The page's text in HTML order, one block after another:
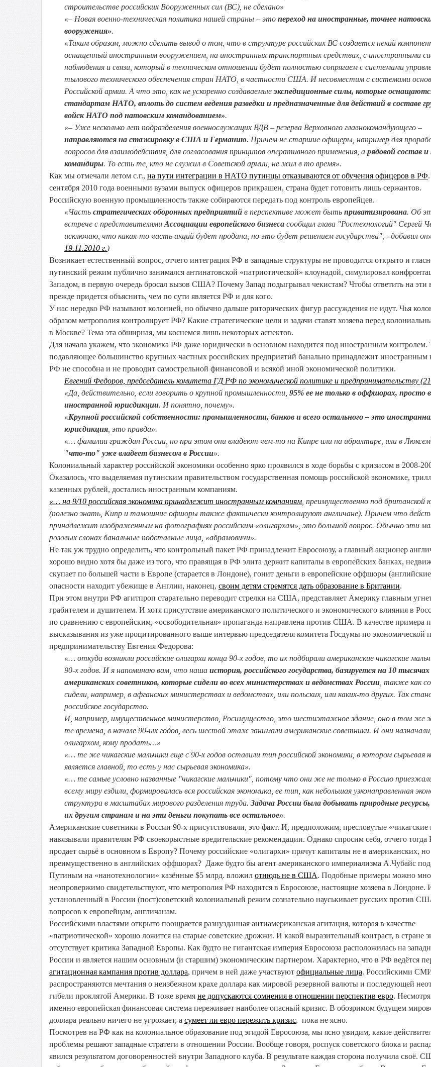
строительстве российских Вооруженных сил (ВС), не сделано»
«– Новая военно-техническая политика нашей страны – это переход на иностранные, точнее
вооружения».
«Таким образом, можно сделать вывод о том, что в структуре российских ВС создается некий
оснащенный иностранным вооружением, на иностранных транспортных средствах, с иностранными
наблюдения и связи, который в техническом отношении будет полностью сопрягаем с системами
тылового технического обеспечения стран НАТО, в частности США. И несовместим с системами
Российской армии. А что это, как не ускоренно создаваемыеэкспедиционные силы, которые
стандартам НАТО, вплоть до систем ведения разведки и предназначенные для действий в составе
войск НАТО под натовским командованием».
«– Уже несколько лет подразделения военнослужащих ВДВ – резерва Верховного главнокомандующего –
направляются на стажировку в США и Германию. Причем не старшие офицеры, например для
вопросов для взаимодействия, для согласования принципов оперативного применения, а рядовой состав
командиры. То есть те, кто не служил в Советской армии, не жил в то время».
Как мы отмечали летом с.г., на пути интеграции в НАТО путинцы отказываются от обучения офицеров в РФ
сентября 2010 года военными вузами выпуск офицеров прикрашен, страна будет готовить лишь сержантов.
Российскую военную промышленность также собираются передать под контроль европейцев.
«Часть стратегических оборонных предприятий в перспективе может быть приватизирована. Об
встрече с представителями Ассоциации европейского бизнеса сообщил глава "Ростехнологий" Сергей
исключаю, что какая-то часть акций будет продана, но это будет решением государства", - добавил
19.11.2010 г.)
Возникает естественный вопрос, отчего интеграция РФ в западные структуры не проводится открыто и
путинский режим публично занимался антинатовской «патриотической» клоунадой, симулировал
Западом, в первую очередь бросал вызов США? Почему Запад подыгрывал чекистам? Чтобы ответить на эти
прежде придется объяснить, чем по сути является РФ и для кого.
У нас нередко РФ называют колонией, но обычно дальше риторических фигур рассуждения не идут. Чья
образом метрополия контролирует РФ? Какие стратегические цели и задачи ставят хозяева перед
в Москве? Тема эта обширная, мы коснемся лишь некоторых аспектов.
Для начала укажем, что экономика РФ даже юридически в основном находится под иностранным контролем.
подавляющее большинство крупных частных российских предприятий банально принадлежит иностранным
РФ не способна и не проводит самострельной финансовой и всякой иной экономической политики.
Евгений Федоров, председатель комитета ГД РФ по экономической политике и предпринимательству
«Да, действительно, если говорить о крупной промышленности, 95% ее не только в оффшорах, просто в
иностранной юрисдикции. И понятно, почему».
«Крупной российской собственности: промышленности, банков и всего остального – это
юрисдикция , это правда».
«… фамилии граждан России, но при этом они владеют чем-то на Кипре или на ибралтаре, или в
"что-то" уже владеет бизнесом в России».
Колониальный характер российской экономики особенно ярко проявился в ходе борьбы с кризисом в 2008-
Оказалось, что выделяемая путинским правительством государственная помощь российской экономике,
казенных рублей, достались иностранным компаниям.
«… на 9/10 российская экономика принадлежит иностранным компаниям , преимущественно под британской
(полезно знать, Кипр и тамошние офшоры также фактически контролируют англичане). Причем что
принадлежит изображенным на фотографиях российским «олигархам», это большой вопрос. Обычно эти
розовых слонах банальные подставные лица, «абрамовичи».
Не так уж трудно определить, что контрольный пакет РФ принадлежит Евросоюзу, а главный акционер
хорошо видно хотя бы даже из того, что правящая в РФ элита держит капиталы в европейских банках,
скупает по большей части в Европе (старается в Лондоне), гонит деньги в европейские оффшоры
опасности находит убежище в Англии, наконец, своим детям стремятся дать образование в Британии.
При этом внутри РФ агитпроп старательно переводит стрелки на США, представляет Америку главным
грабителем и душителем. И хотя присутствие американского политического и экономического влияния в
по сравнению с европейским, «освободительная» пропаганда направлена против США. В качестве примера
высказывания из уже процитированного выше интервью председателя комитета Госдумы по экономической
предпринимательству Евгения Федорова:
«… откуда возникли российские олигархи конца 90-х годов, то их подбирали американские чикагские
90-х годов. И я напоминаю вам, что наша история, российского государства, базируется на 10 тысячах
американских советников, которые сидели во всех министерствах и ведомствах России , также как
сидели, например, в афганских министерствах и ведомствах, или польских, или каких-то других. Так
российское государство.
И, например, имущественное министерство, Росимущество, это шестиэтажное здание, оно в том же
те времена, в начале 90-ых годов, весь шестой этаж занимали американские советники. И они
олигархом, кому продать…»
«… те же чикагские мальчики еще с 90-х годов оставили тип российской экономики, в котором сырьевая
является главной, то есть у нас сырьевая экономика».
«… те самые условно названные "чикагские мальчики", потому что они же не только в Россию
всему миру ездили, формировалась вся российская экономика, ее тип, как небольшая узконаправленная
структура в масштабах мирового разделения труда. Задача России была добывать природные
их другим странам и на эти деньги покупать все остальное».
Американские советники в России 90-х присутствовали, это факт. И, предположим, пресловутые «чикагские
навязывали правителям РФ своекорыстные вредительские рекомендации. Однако спросим себя, отчего тогда
продает сырьё в основном в Европу? Почему российские «олигархи» прячут капиталы не в американских, но
преимущественно в английских оффшорах? Даже будто бы агент американского империализма А.Чубайс
Путиным на «нанотехнологии» казённые $5 млрд. вложил отнюдь не в США. Подобные примеры можно
неопровержимо свидетельствуют, что метрополия РФ находится в Евросоюзе, настоящие хозяева в Лондоне.
установленный в России (пост)советский колониальный режим сознательно науськивает русских против
вопросов к европейцам, англичанам.
Российскими властями открыто поощряется разнузданная антиамериканская агитация, которая в качестве
«патриотической» хорошо ложится на старые советские дрожжи. И какой выразительный контраст, в стране
отсутствует критика Западной Европы. Как будто не гигантская империя Евросоюза расположилась на
России и является нашим основным (и старшим) экономическим партнером. Характерно, что в РФ ведётся
агитационная кампания против доллара, причем в ней даже участвуют официальные лица. Российскими
распространяются мечтания о неизбежном крахе доллара как мировой резервной валюты и последующей
гибели проклятой Америки. В тоже время не допускаются сомнения в отношении перспектив евро.
именно европейская финансовая система переживает наиболее опасный кризис. В обозримом будущем
доллара реально ничего не угрожает, а сумеет ли евро пережить кризис, пока не ясно.
Посмотрев на РФ как на колониальное образование под эгидой Евросоюза, мы ясно увидим, какие
проблемы решают западные стратеги в отношении России. Вообще говоря, роспуск советского блока и
явился результатом договоренностей внутри Западного клуба. В результате каждая сторона получила своё.